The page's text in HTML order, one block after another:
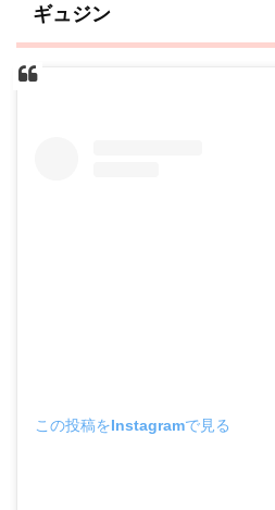
ギュジン
この投稿をInstagramで見る